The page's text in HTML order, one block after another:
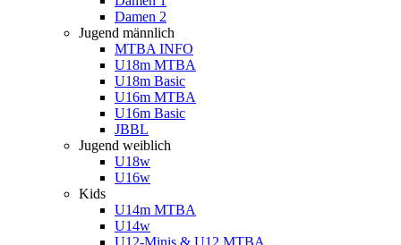
Damen 2
Jugend männlich
MTBA INFO
U18m MTBA
U18m Basic
U16m MTBA
U16m Basic
JBBL
Jugend weiblich
U18w
U16w
Kids
U14m MTBA
U14w
U12-Minis & U12 MTBA